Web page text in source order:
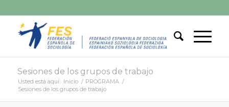
Sesiones de los grupos de trabajo
Usted está aquí: Inicio / PROGRAMA /
Sesiones de los grupos de trabajo